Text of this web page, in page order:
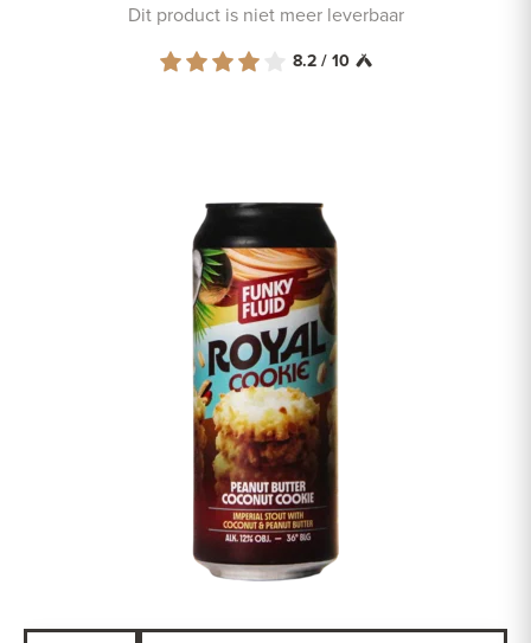
Dit product is niet meer leverbaar
8.2 / 10